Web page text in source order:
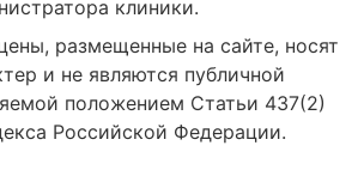
размещенные на сайте, носят
и не являются публичной
положением Статьи 437(2)
Российской Федерации.